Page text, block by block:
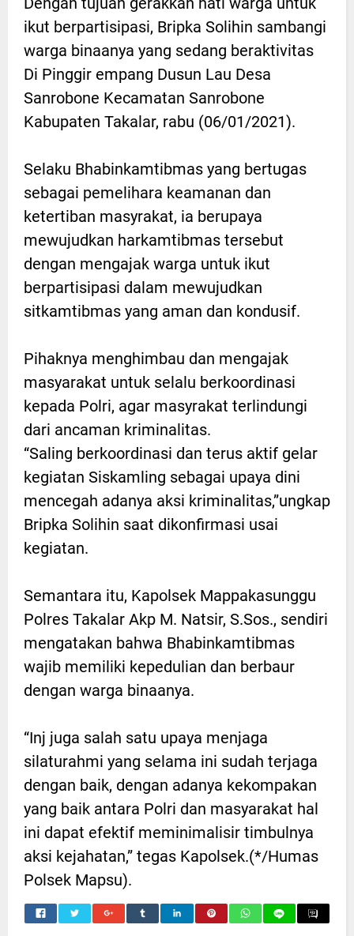
ikut berpartisipasi, Bripka Solihin sambangi
warga binaanya yang sedang beraktivitas
Di Pinggir empang Dusun Lau Desa
Sanrobone Kecamatan Sanrobone
Kabupaten Takalar, rabu (06/01/2021).
Selaku Bhabinkamtibmas yang bertugas
sebagai pemelihara keamanan dan
ketertiban masyrakat, ia berupaya
mewujudkan harkamtibmas tersebut
dengan mengajak warga untuk ikut
berpartisipasi dalam mewujudkan
sitkamtibmas yang aman dan kondusif.
Pihaknya menghimbau dan mengajak
masyarakat untuk selalu berkoordinasi
kepada Polri, agar masyrakat terlindungi
dari ancaman kriminalitas.
“Saling berkoordinasi dan terus aktif gelar
kegiatan Siskamling sebagai upaya dini
mencegah adanya aksi kriminalitas,”ungkap
Bripka Solihin saat dikonfirmasi usai
kegiatan.
Semantara itu, Kapolsek Mappakasunggu
Polres Takalar Akp M. Natsir, S.Sos., sendiri
mengatakan bahwa Bhabinkamtibmas
wajib memiliki kepedulian dan berbaur
dengan warga binaanya.
“Inj juga salah satu upaya menjaga
silaturahmi yang selama ini sudah terjaga
dengan baik, dengan adanya kekompakan
yang baik antara Polri dan masyarakat hal
ini dapat efektif meminimalisir timbulnya
aksi kejahatan,” tegas Kapolsek.(*/Humas
Polsek Mapsu).